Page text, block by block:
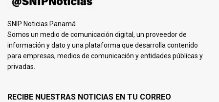
SNIP Noticias Panamá
Somos un medio de comunicación digital, un proveedor de
información y dato y una plataforma que desarrolla contenido
para empresas, medios de comunicación y entidades públicas y
privadas.
RECIBE NUESTRAS NOTICIAS EN TU CORREO